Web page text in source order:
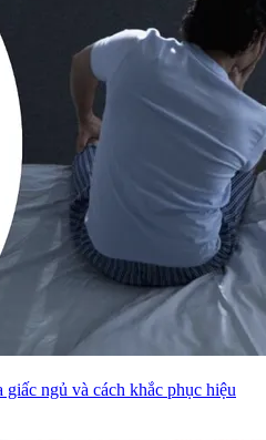
ngủ và cách khắc phục hiệu